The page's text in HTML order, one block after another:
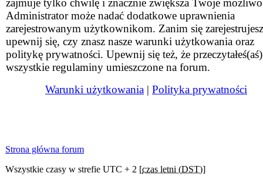
zajmuje tylko chwilę i znacznie zwiększa Twoje
Administrator może nadać dodatkowe uprawnienia
zarejestrowanym użytkownikom. Zanim się
upewnij się, czy znasz nasze warunki użytkowania oraz
politykę prywatności. Upewnij się też, że przeczytałeś(aś)
wszystkie regulaminy umieszczone na forum.
Warunki użytkowania | Polityka prywatności
Strona główna forum
Wszystkie czasy w strefie UTC + 2 [czas letni (DST)]